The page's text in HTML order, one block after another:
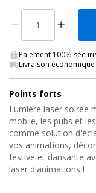
Paiement 100%
Livraison
Points forts
Lumière laser soirée
mobile, les pubs et
comme solution
vos animations,
festive et dansante
laser d'animations !